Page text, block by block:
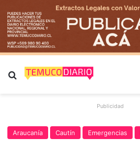
Buscar por
Publicidad
Araucanía Cautín Emergencias